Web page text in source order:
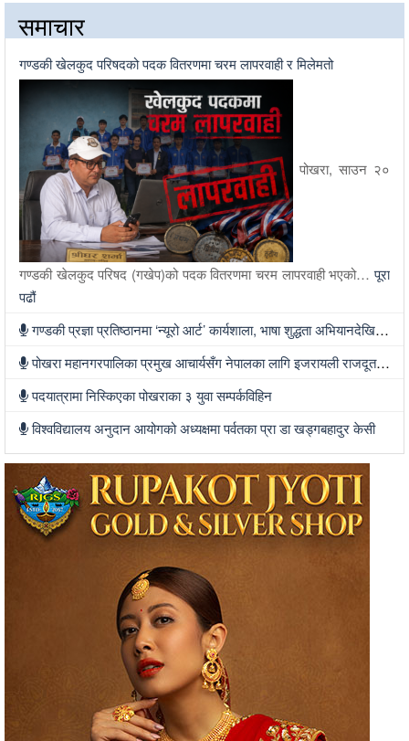
समाचार
गण्डकी खेलकुद परिषदको पदक वितरणमा चरम लापरवाही र मिलेमतो
पोखरा, साउन २०
गण्डकी खेलकुद परिषद (गखेप)को पदक वितरणमा चरम लापरवाही भएको…पूरा
पढौं
गण्डकी प्रज्ञा प्रतिष्ठानमा ‘न्यूरो आर्ट’ कार्यशाला, भाषा शुद्धता अभियानदेखि अनुसन्धान प्रवर्द्धनसम्मका कार्यक्रम हुँदै
पोखरा महानगरपालिका प्रमुख आचार्यसँग नेपालका लागि इजरायली राजदूतको भेट
पदयात्रामा निस्किएका पोखराका ३ युवा सम्पर्कविहिन
विश्वविद्यालय अनुदान आयोगको अध्यक्षमा पर्वतका प्रा डा खड्गबहादुर केसी